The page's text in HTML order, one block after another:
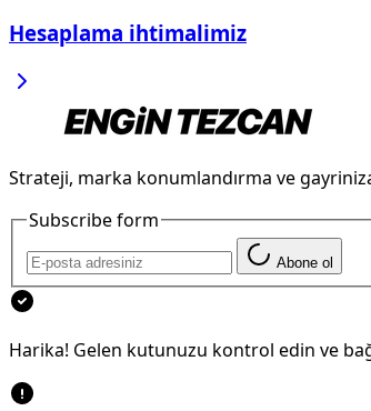
Hesaplama ihtimalimiz
Strateji, marka konumlandırma ve
Subscribe form
Abone ol
Harika! Gelen kutunuzu kontrol edin ve